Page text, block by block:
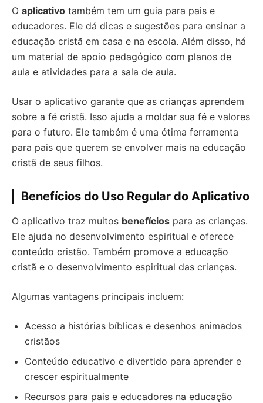
O aplicativo também tem um guia para pais e
educadores. Ele dá dicas e sugestões para ensinar a
educação cristã em casa e na escola. Além disso, há
um material de apoio pedagógico com planos de
aula e atividades para a sala de aula.
Usar o aplicativo garante que as crianças aprendem
sobre a fé cristã. Isso ajuda a moldar sua fé e valores
para o futuro. Ele também é uma ótima ferramenta
para pais que querem se envolver mais na educação
cristã de seus filhos.
Benefícios do Uso Regular do Aplicativo
O aplicativo traz muitos benefícios para as crianças.
Ele ajuda no desenvolvimento espiritual e oferece
conteúdo cristão. Também promove a educação
cristã e o desenvolvimento espiritual das crianças.
Algumas vantagens principais incluem:
Acesso a histórias bíblicas e desenhos animados
cristãos
Conteúdo educativo e divertido para aprender e
crescer espiritualmente
Recursos para pais e educadores na educação